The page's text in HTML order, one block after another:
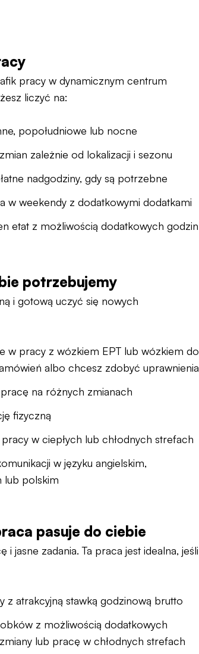
pracy w dynamicznym centrum
liczyć na:
popołudniowe lub nocne
zależnie od lokalizacji i sezonu
nadgodziny, gdy są potrzebne
w weekendy z dodatkowymi dodatkami
etat z możliwością dodatkowych godzin
potrzebujemy
i gotową uczyć się nowych
w pracy z wózkiem EPT lub wózkiem do
albo chcesz zdobyć uprawnienia
na różnych zmianach
fizyczną
w ciepłych lub chłodnych strefach
w języku angielskim,
lub polskim
pasuje do ciebie
i jasne zadania. Ta praca jest idealna, jeśli
z atrakcyjną stawką godzinową brutto
z możliwością dodatkowych
lub pracę w chłodnych strefach